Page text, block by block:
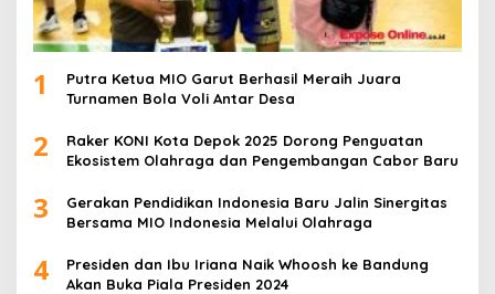
1
Putra Ketua MIO Garut Berhasil Meraih Juara
Turnamen Bola Voli Antar Desa
2
Raker KONI Kota Depok 2025 Dorong Penguatan
Ekosistem Olahraga dan Pengembangan Cabor Baru
3
Gerakan Pendidikan Indonesia Baru Jalin Sinergitas
Bersama MIO Indonesia Melalui Olahraga
4
Presiden dan Ibu Iriana Naik Whoosh ke Bandung
Akan Buka Piala Presiden 2024